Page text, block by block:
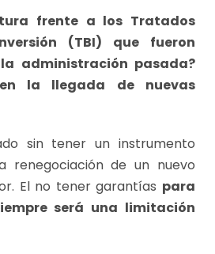
frente a los Tratados
(TBI) que fueron
administración pasada?
la llegada de nuevas
sin tener un instrumento
renegociación de un nuevo
El no tener garantías para
será una limitación